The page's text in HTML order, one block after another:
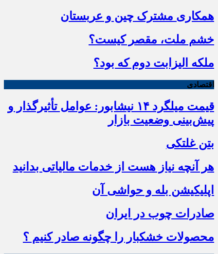
همکاری مشترک چین و عربستان
خشم ملت، مقصر کیست؟
ملکه الیزابت دوم که بود؟
اقتصادی
قیمت میلگرد ۱۴ نیشابور: عوامل تأثیرگذار و
پیش‌بینی وضعیت بازار
بتن غلتکی
هر آنچه نیاز هست از خدمات مالیاتی بدانید
اپلیکیشن بله و حواشی آن
صادرات چوب در ایران
محصولات خشکبار را چگونه صادر کنیم ؟